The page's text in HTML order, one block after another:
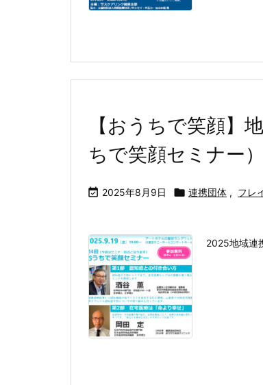
【おうちで笑顔】
ちで笑顔セミナー）
 2025年8月9日  連携団体 , フレ
2025地域連